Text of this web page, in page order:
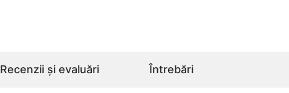
Recenzii și evaluări Întrebări